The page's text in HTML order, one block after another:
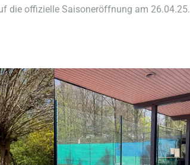
die offizielle Saisoneröffnung am 26.04.25.